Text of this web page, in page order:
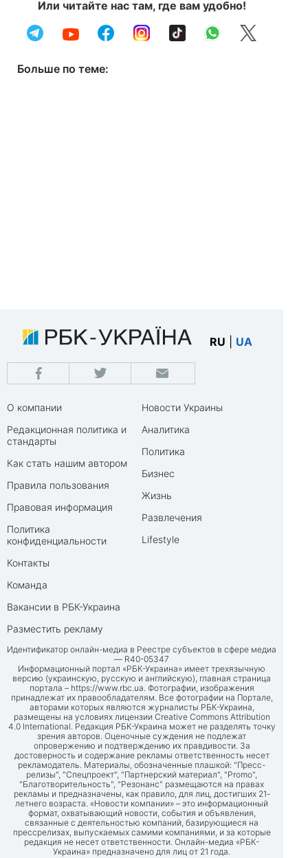
Или читайте нас там, где вам удобно!
Больше по теме:
RU UA
О компании
Редакционная политика и
стандарты
Как стать нашим автором
Правила пользования
Правовая информация
Политика
конфиденциальности
Контакты
Команда
Вакансии в РБК-Украина
Разместить рекламу
Новости Украины
Аналитика
Политика
Бизнес
Жизнь
Развлечения
Lifestyle
Идентификатор онлайн-медиа в Реестре субъектов в сфере медиа
— R40-05347
Информационный портал «РБК-Украина» имеет трехязычную
версию (украинскую, русскую и английскую), главная страница
портала – https://www.rbc.ua. Фотографии, изображения
принадлежат их правообладателям. Все фотографии на Портале,
авторами которых являются журналисты РБК-Украина,
размещены на условиях лицензии Creative Commons Attribution
4.0 International. Редакция РБК-Украина может не разделять точку
зрения авторов. Оценочные суждения не подлежат
опровержению и подтверждению их правдивости. За
достоверность и содержание рекламы ответственность несет
рекламодатель. Материалы, обозначенные плашкой: "Пресс-
релизы", "Спецпроект", "Партнерский материал", "Promo",
"Благотворительность", "Резонанс" размещаются на правах
рекламы и предназначены, как правило, для лиц, достигших 21-
летнего возраста. «Новости компании» – это информационный
формат, охватывающий новости, события и объявления,
связанные с деятельностью компаний, базирующиеся на
прессрелизах, выпускаемых самими компаниями, и за которые
редакция не несет ответственности. Онлайн-медиа «РБК-
Украина» предназначено для лиц от 21 года.